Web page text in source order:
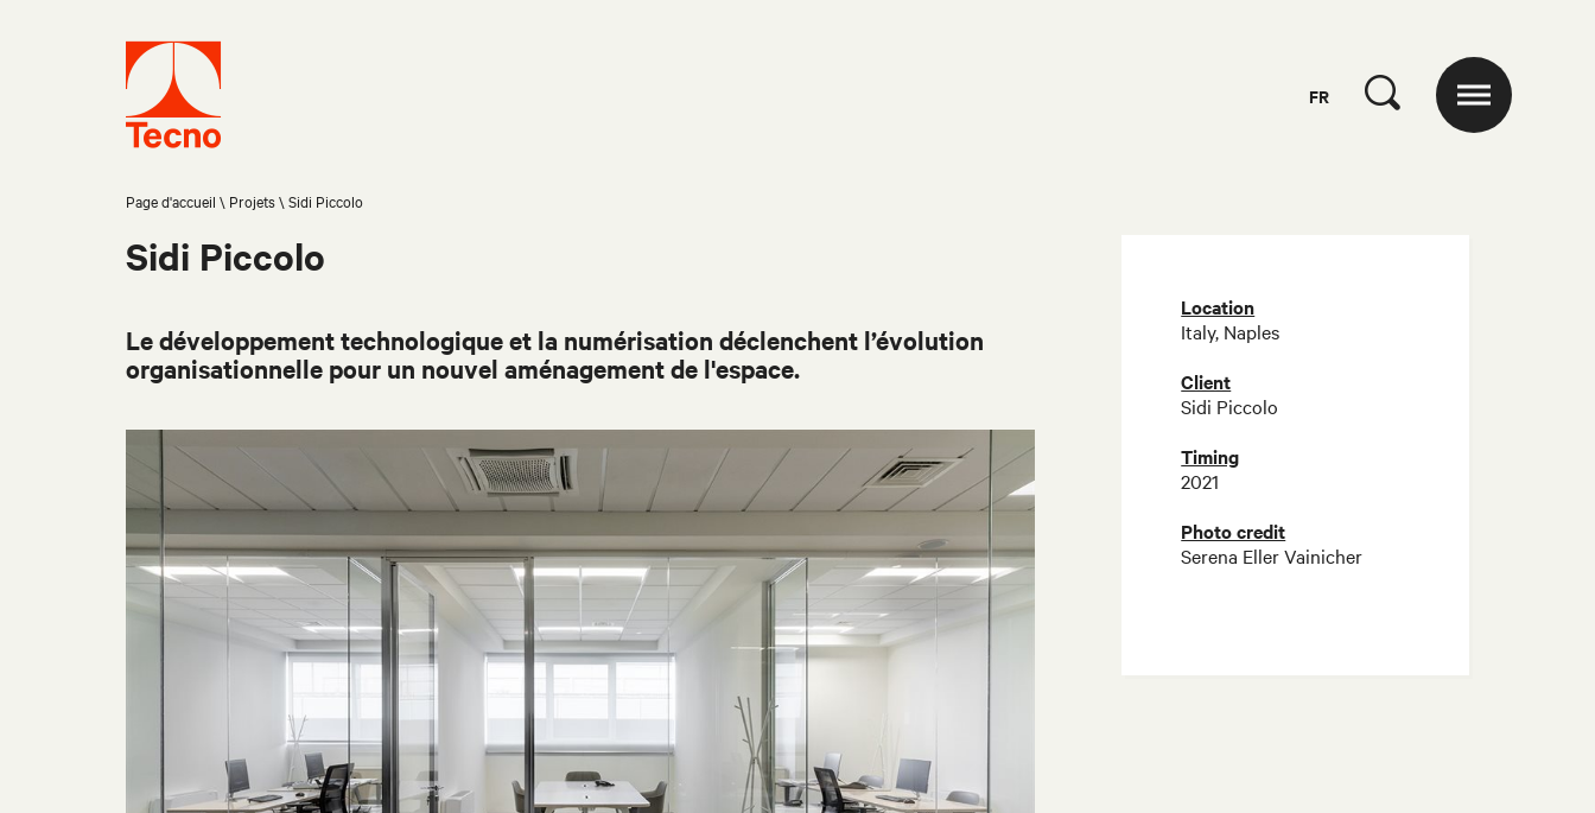
FR
Page d'accueil Projets Sidi Piccolo
Sidi Piccolo
Le développement technologique et la numérisation déclenchent l’évolution
organisationnelle pour un nouvel aménagement de l'espace.
Location
Italy, Naples
Client
Sidi Piccolo
Timing
2021
Photo credit
Serena Eller Vainicher